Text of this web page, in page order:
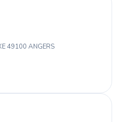
49100 ANGERS